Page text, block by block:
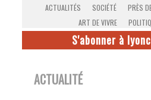
ACTUALITÉS SOCIÉTÉ PRÈS
ART DE VIVRE
S'abonner à
ACTUALITÉ